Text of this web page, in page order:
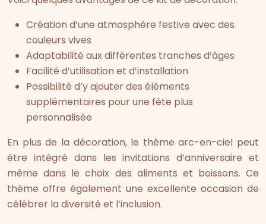
Création d’une atmosphère festive avec des
couleurs vives
Adaptabilité aux différentes tranches d’âges
Facilité d’utilisation et d’installation
Possibilité d’y ajouter des éléments
supplémentaires pour une fête plus
personnalisée
En plus de la décoration, le thème arc-en-ciel peut
être intégré dans les invitations d’anniversaire et
même dans le choix des aliments et boissons. Ce
thème offre également une excellente occasion de
célébrer la diversité et l’inclusion.